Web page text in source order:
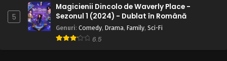
5
Magicienii Dincolo de Waverly Place -
Sezonul 1 (2024) - Dublat în Română
Genuri: Comedy, Drama, Family, Sci-Fi
6.5